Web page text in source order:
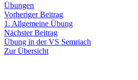
Übungen
Beitragsnavigation
Vorheriger BeitragVorheriger
Beitrag:
1. Allgemeine Übung
Nächster BeitragNächster
Beitrag:
Übung in der VS Semriach
Zur Übersicht